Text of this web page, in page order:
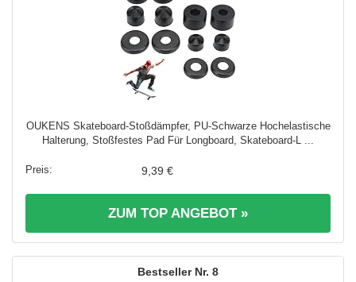
OUKENS Skateboard-Stoßdämpfer, PU-Schwarze Hochelastische
Halterung, Stoßfestes Pad Für Longboard, Skateboard-L ...
9,39 €
ZUM TOP ANGEBOT »
8